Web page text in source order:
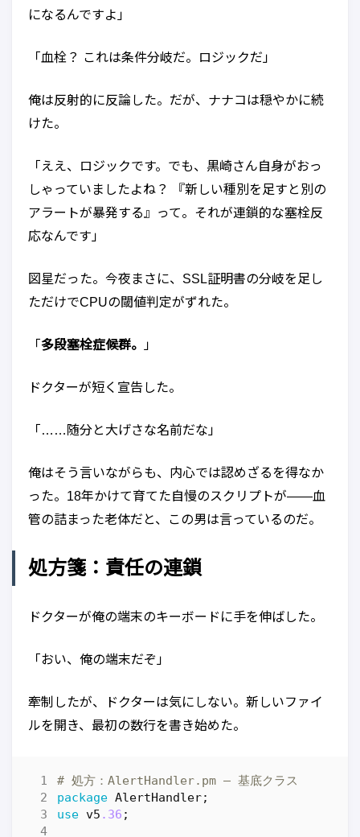
になるんですよ」
「血栓？ これは条件分岐だ。ロジックだ」
俺は反射的に反論した。だが、ナナコは穏やかに続
けた。
「ええ、ロジックです。でも、黒崎さん自身がおっ
しゃっていましたよね？ 『新しい種別を足すと別の
アラートが暴発する』って。それが連鎖的な塞栓反
応なんです」
図星だった。今夜まさに、SSL証明書の分岐を足し
ただけでCPUの閾値判定がずれた。
「 多段塞栓症候群。 」
ドクターが短く宣告した。
「……随分と大げさな名前だな」
俺はそう言いながらも、内心では認めざるを得なか
った。18年かけて育てた自慢のスクリプトが——血
管の詰まった老体だと、この男は言っているのだ。
処方箋：責任の連鎖
ドクターが俺の端末のキーボードに手を伸ばした。
「おい、俺の端末だぞ」
牽制したが、ドクターは気にしない。新しいファイ
ルを開き、最初の数行を書き始めた。
# 処方：AlertHandler.pm — 基底クラス
package AlertHandler;
use v5 .36 ;